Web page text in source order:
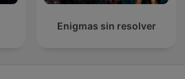
Enigmas sin resolver